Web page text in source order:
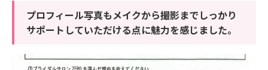
プロフィール写真もメイクから撮影までしっかり
サポートしていただける点に魅力を感じました。